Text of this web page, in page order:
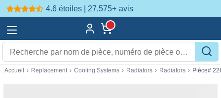
4.6 étoiles | 27,575+ avis
Accueil › Replacement › Cooling Systems › Radiators › Radiators › Pièce#